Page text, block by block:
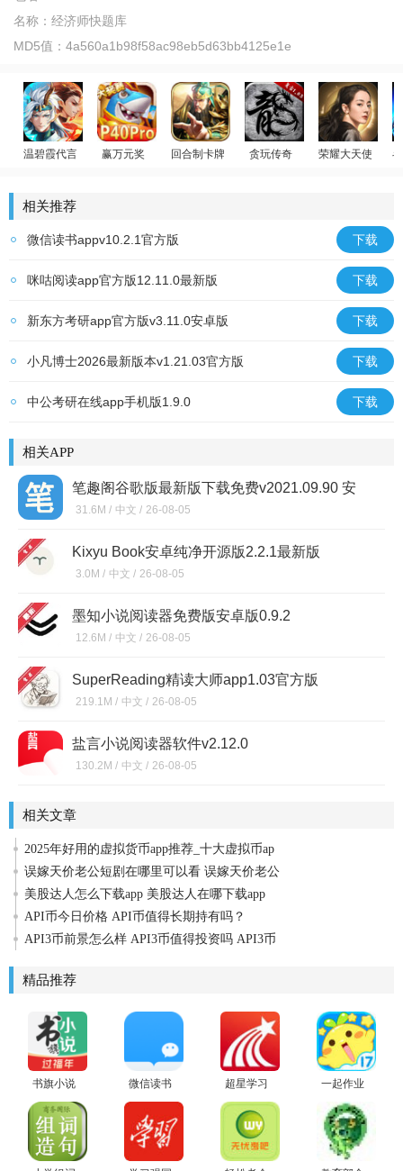
名称： 经济师快题库
MD5值： 4a560a1b98f58ac98eb5d63bb4125e1e
温碧霞代言
赢万元奖
回合制卡牌
贪玩传奇
荣耀大天使
相关推荐
微信读书appv10.2.1官方版 下载
咪咕阅读app官方版12.11.0最新版 下载
新东方考研app官方版v3.11.0安卓版 下载
小凡博士2026最新版本v1.21.03官方版 下载
中公考研在线app手机版1.9.0 下载
相关APP
笔趣阁谷歌版最新版下载免费v2021.09.90 安
卓版
31.6M / 中文 / 26-08-05
Kixyu Book安卓纯净开源版2.2.1最新版
3.0M / 中文 / 26-08-05
墨知小说阅读器免费版安卓版0.9.2
12.6M / 中文 / 26-08-05
SuperReading精读大师app1.03官方版
219.1M / 中文 / 26-08-05
盐言小说阅读器软件v2.12.0
130.2M / 中文 / 26-08-05
相关文章
2025年好用的虚拟货币app推荐_十大虚拟币ap
误嫁天价老公短剧在哪里可以看 误嫁天价老公
美股达人怎么下载app 美股达人在哪下载app
API币今日价格 API币值得长期持有吗？
API3币前景怎么样 API3币值得投资吗 API3币
精品推荐
书旗小说
最新版
微信读书
app
超星学习
通最新版
一起作业
学生安卓
版